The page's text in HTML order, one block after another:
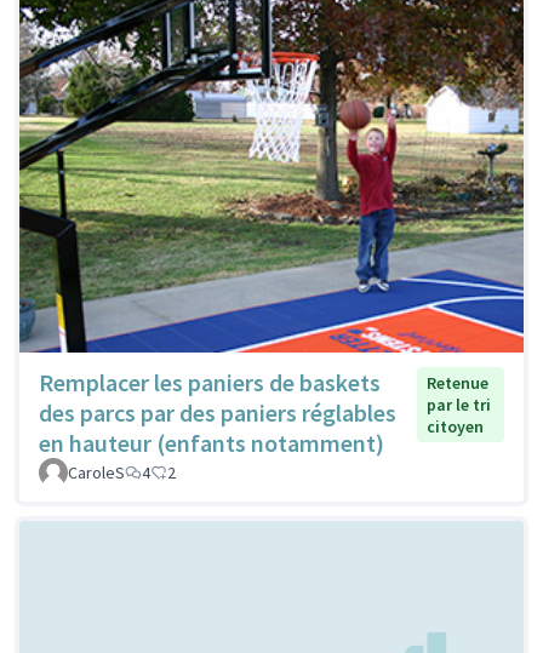
Remplacer les paniers de baskets
des parcs par des paniers réglables
en hauteur (enfants notamment)
Retenue
par le tri
citoyen
CaroleS 4 2